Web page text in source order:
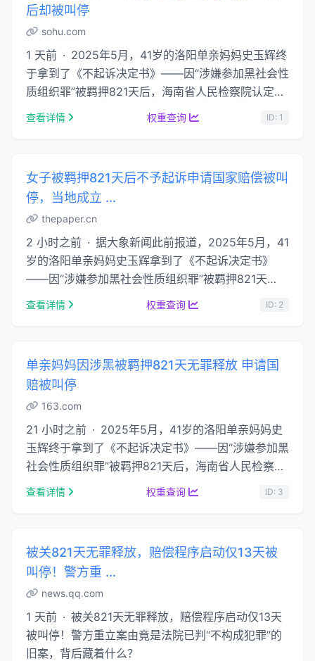
后却被叫停
sohu.com
1 天前 · 2025年5月，41岁的洛阳单亲妈妈史玉辉终
于拿到了《不起诉决定书》——因“涉嫌参加黑社会性
质组织罪”被羁押821天后，海南省人民检察院认定证
据不足，不予起诉。同年8月，检察机关作出《 …...
查看详情 权重查询 ID: 1
女子被羁押821天后不予起诉申请国家赔偿被叫
停，当地成立 ...
thepaper.cn
2 小时之前 · 据大象新闻此前报道，2025年5月，41
岁的洛阳单亲妈妈史玉辉拿到了《不起诉决定书》
——因“涉嫌参加黑社会性质组织罪”被羁押821天
后，海南省人民检察院认定证据不足，不予起诉。
查看详情 权重查询 ID: 2
单亲妈妈因涉黑被羁押821天无罪释放 申请国
赔被叫停
163.com
21 小时之前 · 2025年5月，41岁的洛阳单亲妈妈史
玉辉终于拿到了《不起诉决定书》——因“涉嫌参加黑
社会性质组织罪”被羁押821天后，海南省人民检察院
认定证据不足，不予起诉。同年8月，检察机关 …...
查看详情 权重查询 ID: 3
被关821天无罪释放，赔偿程序启动仅13天被
叫停！警方重 ...
news.qq.com
1 天前 · 被关821天无罪释放，赔偿程序启动仅13天
被叫停！警方重立案由竟是法院已判“不构成犯罪”的
旧案，背后藏着什么？